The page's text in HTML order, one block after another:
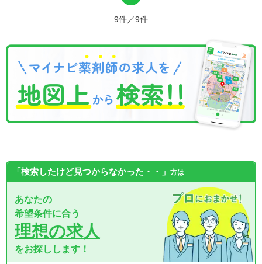
9件／9件
「検索したけど見つからなかった・・」 方は
あなたの
希望条件に合う
理想の求人
をお探しします！